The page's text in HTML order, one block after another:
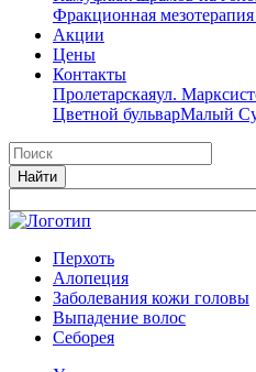
Фракционная
Акции
Цены
Контакты
Пролетарскаяул.
Цветной бульварМалый
Перхоть
Алопеция
Заболевания кожи головы
Выпадение волос
Cеборея